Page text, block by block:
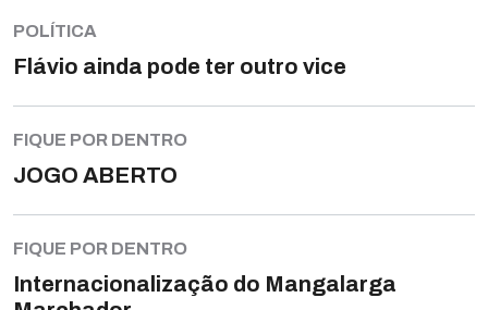
POLÍTICA
Flávio ainda pode ter outro vice
FIQUE POR DENTRO
JOGO ABERTO
FIQUE POR DENTRO
Internacionalização do Mangalarga